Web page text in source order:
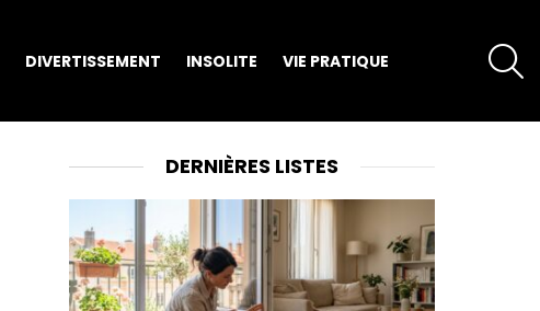
DIVERTISSEMENT INSOLITE VIE PRATIQUE
DERNIÈRES LISTES